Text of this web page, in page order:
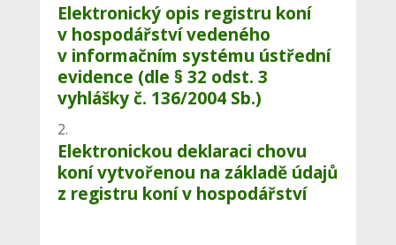
Elektronický opis registru koní
v hospodářství vedeného
v informačním systému ústřední
evidence (dle § 32 odst. 3
vyhlášky č. 136/2004 Sb.)
Elektronickou deklaraci chovu
koní vytvořenou na základě údajů
z registru koní v hospodářství